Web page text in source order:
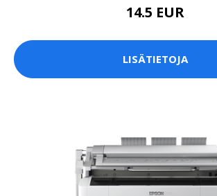
14.5 EUR
LISÄTIETOJA